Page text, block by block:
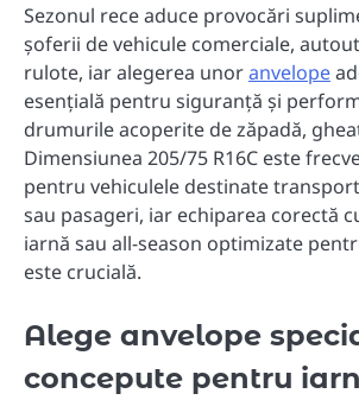
Sezonul rece aduce provocări
șoferii de vehicule comerciale,
rulote, iar alegerea unoranvelope
esențială pentru siguranță și
drumurile acoperite de zăpadă,
Dimensiunea 205/75 R16C este
pentru vehiculele destinate
sau pasageri, iar echiparea corectă
iarnă sau all-season optimizate
este crucială.
Alege anvelope
concepute pentru